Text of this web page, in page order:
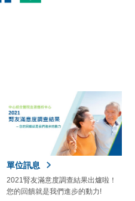
單位訊息
2021腎友滿意度調查結果出爐啦！
您的回饋就是我們進步的動力!